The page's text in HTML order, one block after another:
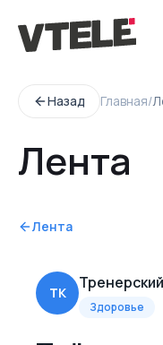
Назад Главная/
Лента
Лента
ТК
Здоровье